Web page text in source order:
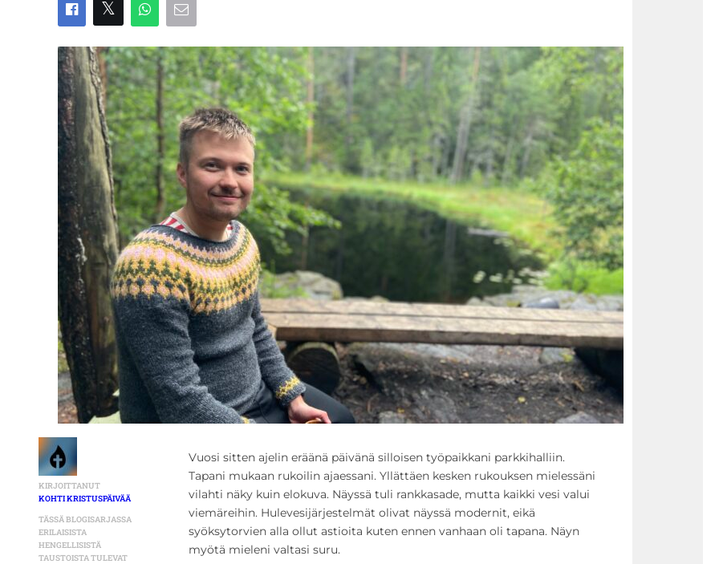
KIRJOITTANUT
KOHTI KRISTUSPÄIVÄÄ
TÄSSÄ BLOGISARJASSA
ERILAISISTA
HENGELLISISTÄ
TAUSTOISTA TULEVAT
Vuosi sitten ajelin eräänä päivänä silloisen työpaikkani parkkihalliin.
Tapani mukaan rukoilin ajaessani. Yllättäen kesken rukouksen mielessäni
vilahti näky kuin elokuva. Näyssä tuli rankkasade, mutta kaikki vesi valui
viemäreihin. Hulevesijärjestelmät olivat näyssä modernit, eikä
syöksytorvien alla ollut astioita kuten ennen vanhaan oli tapana. Näyn
myötä mieleni valtasi suru.